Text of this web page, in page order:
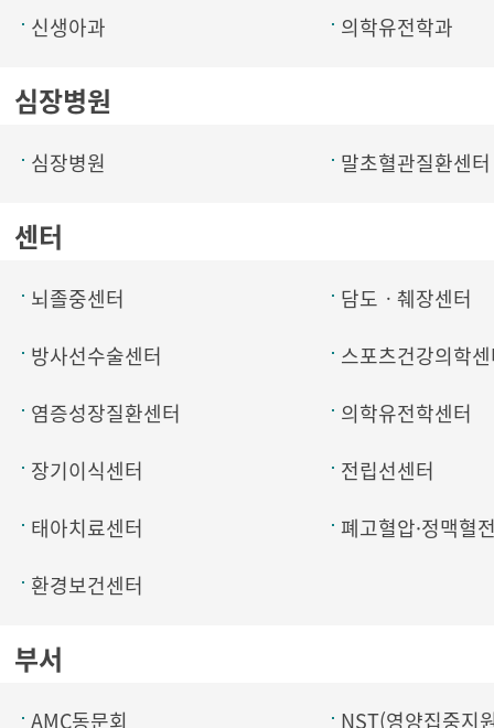
신생아과
의학유전학과
심장병원
심장병원 말초혈관질환센터
센터
뇌졸중센터
담도ㆍ췌장센터
방사선수술센터
스포츠건강의학
염증성장질환센터
의학유전학센터
장기이식센터
전립선센터
태아치료센터
폐고혈압·정맥혈
환경보건센터
부서
AMC동문회 NST(영양집중지